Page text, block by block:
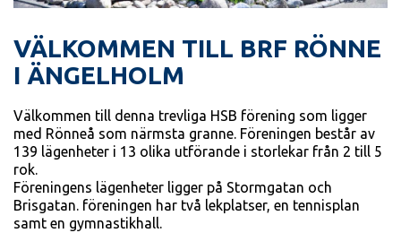
VÄLKOMMEN TILL BRF RÖNNE
I ÄNGELHOLM
Välkommen till denna trevliga HSB förening som ligger
med Rönneå som närmsta granne. Föreningen består av
139 lägenheter i 13 olika utförande i storlekar från 2 till 5
rok.
Föreningens lägenheter ligger på Stormgatan och
Brisgatan. föreningen har två lekplatser, en tennisplan
samt en gymnastikhall.